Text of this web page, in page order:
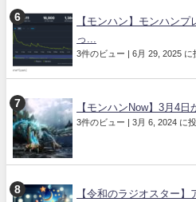
【モンハン】モンハン
っ...
3件のビュー | 6月 29, 2025 に
【モンハンNow】3月4日
3件のビュー | 3月 6, 2024 に
【令和のラジオスター】